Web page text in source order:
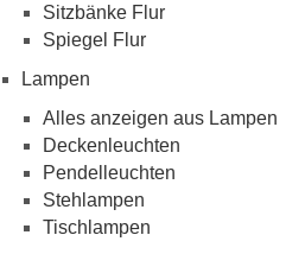
Sitzbänke Flur
Spiegel Flur
Lampen
Alles anzeigen aus Lampen
Deckenleuchten
Pendelleuchten
Stehlampen
Tischlampen